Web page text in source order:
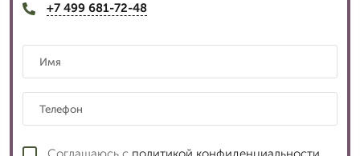
+7 499 681-72-48